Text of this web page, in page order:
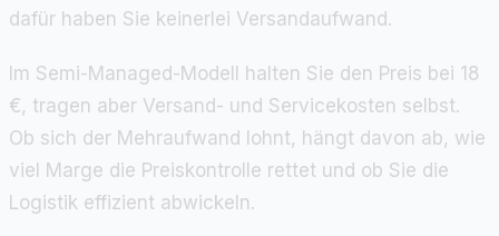
dafür haben Sie keinerlei Versandaufwand.
Im Semi-Managed-Modell halten Sie den Preis bei 18
€, tragen aber Versand- und Servicekosten selbst.
Ob sich der Mehraufwand lohnt, hängt davon ab, wie
viel Marge die Preiskontrolle rettet und ob Sie die
Logistik effizient abwickeln.